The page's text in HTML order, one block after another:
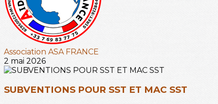
Association ASA FRANCE
2 mai 2026
SUBVENTIONS POUR SST ET MAC SST